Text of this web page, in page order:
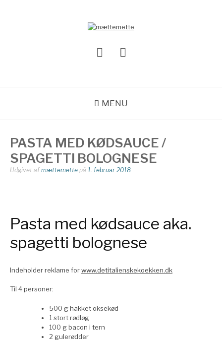
InstagramMail
MENU
PASTA MED KØDSAUCE /
SPAGETTI BOLOGNESE
Udgivet af mættemette på 1. februar 2018
Pasta med kødsauce aka.
spagetti bolognese
Indeholder reklame forwww.detitalienskekoekken.dk
Til 4 personer:
500 g hakket oksekød
1 stort rødløg
100 g bacon i tern
2 gulerødder